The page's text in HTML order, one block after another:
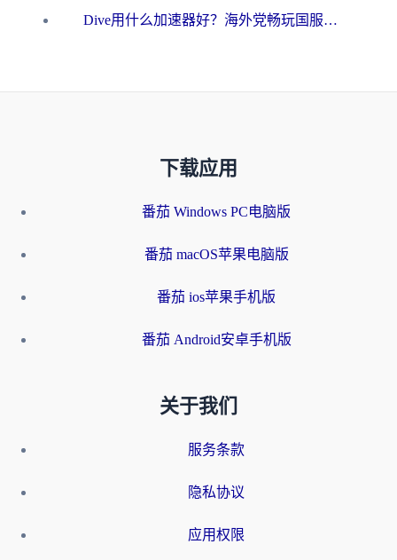
Dive用什么加速器好？海外党畅玩国服游戏的终极避坑指南
下载应用
番茄 Windows PC电脑版
番茄 macOS苹果电脑版
番茄 ios苹果手机版
番茄 Android安卓手机版
关于我们
服务条款
隐私协议
应用权限